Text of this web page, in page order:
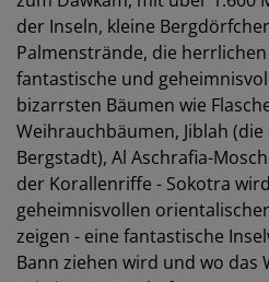
der Inseln, kleine
Palmenstrände, die
fantastische und
bizarrsten Bäumen wie
Weihrauchbäumen, Jiblah
Bergstadt), Al Aschrafia-
der Korallenriffe - Sokotra
geheimnisvollen
zeigen - eine fantastische
Bann ziehen wird und wo das